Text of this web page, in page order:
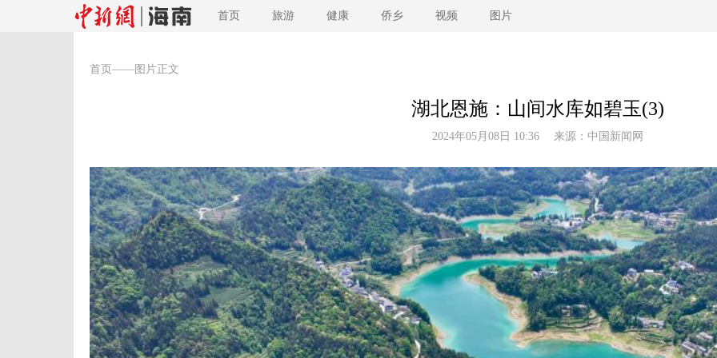
首页 旅游 健康 侨乡 视频 图片
首页 ——图片正文
湖北恩施：山间水库如碧玉(3)
2024年05月08日 10:36 来源： 中国新闻网